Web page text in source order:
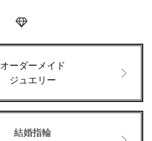
オーダーメイド
ジュエリー
結婚指輪